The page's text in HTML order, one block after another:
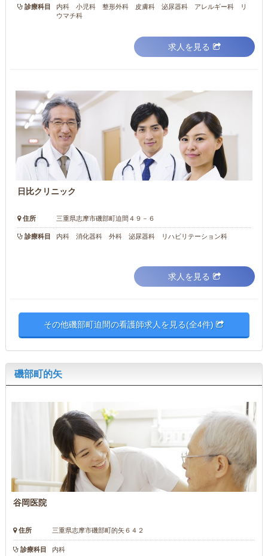
診療科目
内科 小児科 整形外科 皮膚科 泌尿器科 アレルギー科 リ
ウマチ科
求人を見る
日比クリニック
住所 三重県志摩市磯部町迫間４９－６
診療科目 内科 消化器科 外科 泌尿器科 リハビリテーション科
求人を見る
その他磯部町迫間の看護師求人を見る(全4件)
磯部町的矢
谷岡医院
住所 三重県志摩市磯部町的矢６４２
診療科目 内科